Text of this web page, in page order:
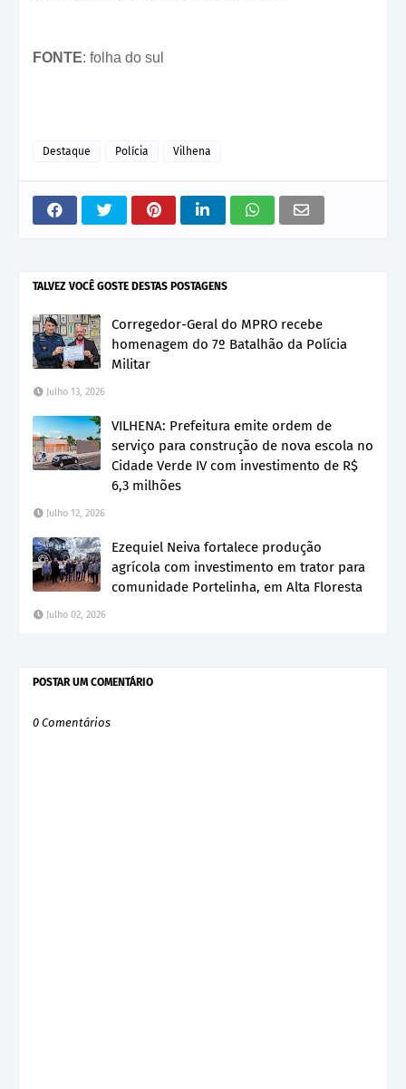
FONTE: folha do sul
Destaque Polícia Vilhena
TALVEZ VOCÊ GOSTE DESTAS POSTAGENS
Corregedor-Geral do MPRO recebe
homenagem do 7º Batalhão da Polícia
Militar
Julho 13, 2026
VILHENA: Prefeitura emite ordem de
serviço para construção de nova escola no
Cidade Verde IV com investimento de R$
6,3 milhões
Julho 12, 2026
Ezequiel Neiva fortalece produção
agrícola com investimento em trator para
comunidade Portelinha, em Alta Floresta
Julho 02, 2026
POSTAR UM COMENTÁRIO
0 Comentários